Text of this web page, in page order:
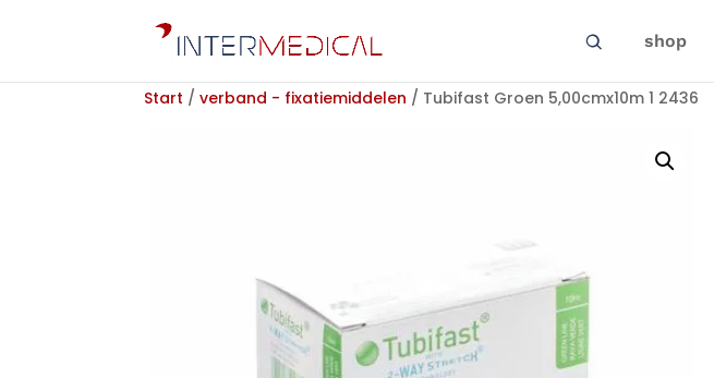
shop
Start / verband - fixatiemiddelen / Tubifast Groen 5,00cmx10m 1 2436